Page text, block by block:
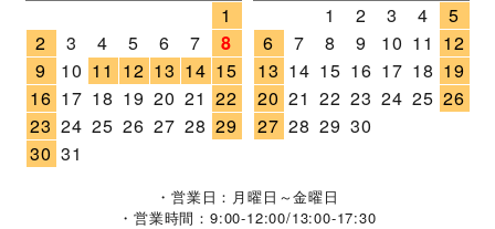
1
2
3 4 5 6 7
8
9
10 11 12 13 14 15
16 17 18 19 20 21 22
23 24 25 26 27 28 29
30 31
1
2 3 4
5
6
7 8 9 10 11 12
13 14 15 16 17 18 19
20 21 22 23 24 25 26
27 28 29 30
・営業日：月曜日～金曜日
・営業時間：9:00-12:00/13:00-17:30